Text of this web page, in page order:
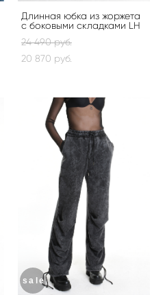
Длинная юбка из жоржета
с боковыми складками LH
24 490 pуб.
20 870 pуб.
sale